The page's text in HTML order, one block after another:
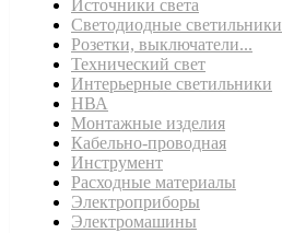
Источники света
Светодиодные светильники
Розетки, выключатели...
Технический свет
Интерьерные светильники
НВА
Монтажные изделия
Кабельно-проводная
Инструмент
Расходные материалы
Электроприборы
Электромашины